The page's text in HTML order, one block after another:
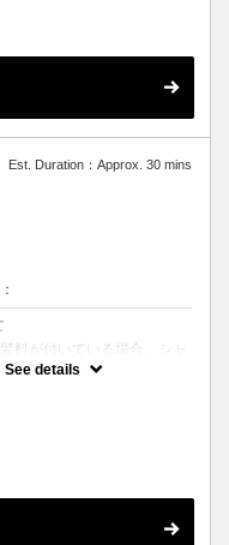
きます。
Est. Duration：Approx. 30 mins
料が付いている場合、シャ
いただく場合がございま
）
See details